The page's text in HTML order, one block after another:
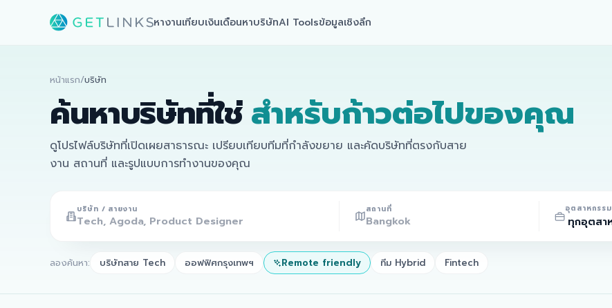
หางานเทียบเงินเดือนหาบริษัทAI Toolsข้อมูลเชิงลึก
หน้าแรก/บริษัท
ค้นหาบริษัทที่ใช่ สำหรับก้าวต่อไปของคุณ
ดูโปรไฟล์บริษัทที่เปิดเผยสาธารณะ เปรียบเทียบทีมที่กำลังขยาย และคัดบริษัทที่ตรงกับสาย
งาน สถานที่ และรูปแบบการทำงานของคุณ
บริษัท / สายงาน สถานที่ อุตสาหกรรม
ลองค้นหา: บริษัทสาย Tech ออฟฟิศกรุงเทพฯ Remote friendly ทีม Hybrid Fintech